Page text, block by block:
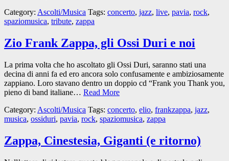
Category: Ascolti/Musica Tags: concerto, jazz, live, pavia, rock,
spaziomusica, tribute, zappa
Zio Frank Zappa, gli Ossi Duri e noi
La prima volta che ho ascoltato gli Ossi Duri, saranno stati una
decina di anni fa ed ero ancora solo confusamente e ambiziosamente
zappiano. Loro stavano dentro un doppio cd “Frank you Thank you,
pieno di band italiane… Read More
Category: Ascolti/Musica Tags: concerto, elio, frankzappa, jazz,
musica, ossiduri, pavia, rock, spaziomusica, zappa
Zappa, Cinestesia, Giganti (e ritorno)